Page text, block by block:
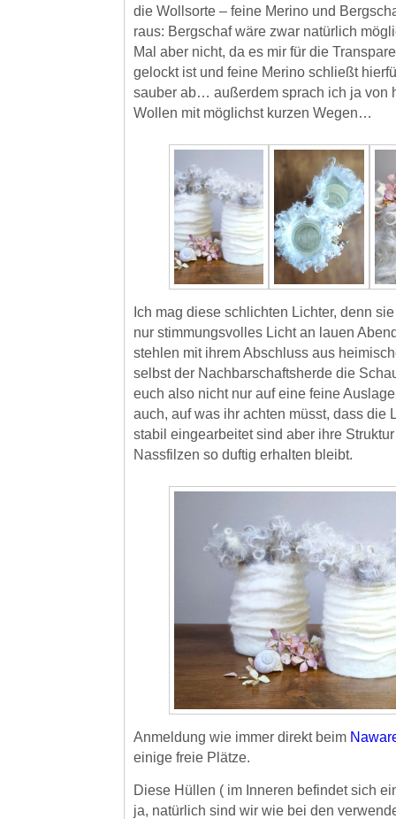
die Wollsorte – feine Merino und
raus: Bergschaf wäre zwar natürlich
Mal aber nicht, da es mir für die
gelockt ist und feine Merino schließt
sauber ab… außerdem sprach ich ja von
Wollen mit möglichst kurzen Wegen…
Ich mag diese schlichten Lichter, denn
nur stimmungsvolles Licht an lauen
stehlen mit ihrem Abschluss aus
selbst der Nachbarschaftsherde die
euch also nicht nur auf eine feine
auch, auf was ihr achten müsst, dass die
stabil eingearbeitet sind aber ihre
Nassfilzen so duftig erhalten bleibt.
Anmeldung wie immer direkt beim
einige freie Plätze.
Diese Hüllen ( im Inneren befindet sich
ja, natürlich sind wir wie bei den